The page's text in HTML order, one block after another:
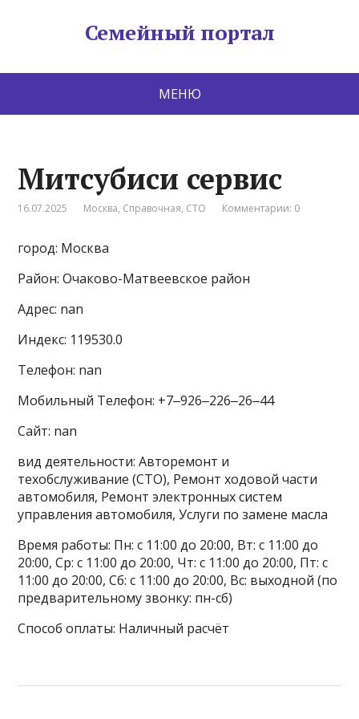
Семейный портал
МЕНЮ
Митсубиси сервис
16.07.2025 Москва, Справочная, СТО Комментарии: 0
город: Москва
Район: Очаково-Матвеевское район
Адрес: nan
Индекс: 119530.0
Телефон: nan
Мобильный Телефон: +7‒926‒226‒26‒44
Сайт: nan
вид деятельности: Авторемонт и
техобслуживание (СТО), Ремонт ходовой части
автомобиля, Ремонт электронных систем
управления автомобиля, Услуги по замене масла
Время работы: Пн: с 11:00 до 20:00, Вт: с 11:00 до
20:00, Ср: с 11:00 до 20:00, Чт: с 11:00 до 20:00, Пт: с
11:00 до 20:00, Сб: с 11:00 до 20:00, Вс: выходной (по
предварительному звонку: пн-сб)
Способ оплаты: Наличный расчёт